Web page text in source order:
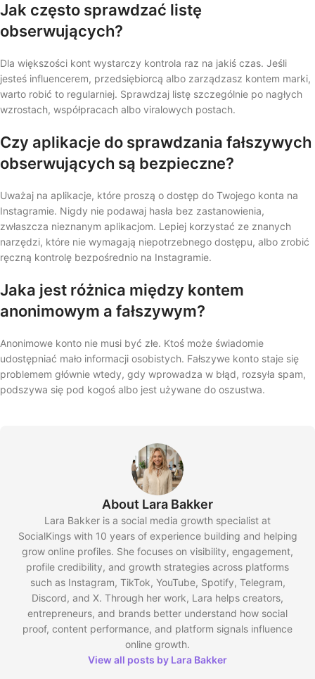
Jak często sprawdzać listę
obserwujących?
Dla większości kont wystarczy kontrola raz na jakiś czas. Jeśli
jesteś influencerem, przedsiębiorcą albo zarządzasz kontem marki,
warto robić to regularniej. Sprawdzaj listę szczególnie po nagłych
wzrostach, współpracach albo viralowych postach.
Czy aplikacje do sprawdzania fałszywych
obserwujących są bezpieczne?
Uważaj na aplikacje, które proszą o dostęp do Twojego konta na
Instagramie. Nigdy nie podawaj hasła bez zastanowienia,
zwłaszcza nieznanym aplikacjom. Lepiej korzystać ze znanych
narzędzi, które nie wymagają niepotrzebnego dostępu, albo zrobić
ręczną kontrolę bezpośrednio na Instagramie.
Jaka jest różnica między kontem
anonimowym a fałszywym?
Anonimowe konto nie musi być złe. Ktoś może świadomie
udostępniać mało informacji osobistych. Fałszywe konto staje się
problemem głównie wtedy, gdy wprowadza w błąd, rozsyła spam,
podszywa się pod kogoś albo jest używane do oszustwa.
About Lara Bakker
Lara Bakker is a social media growth specialist at
SocialKings with 10 years of experience building and helping
grow online profiles. She focuses on visibility, engagement,
profile credibility, and growth strategies across platforms
such as Instagram, TikTok, YouTube, Spotify, Telegram,
Discord, and X. Through her work, Lara helps creators,
entrepreneurs, and brands better understand how social
proof, content performance, and platform signals influence
online growth.
View all posts by Lara Bakker